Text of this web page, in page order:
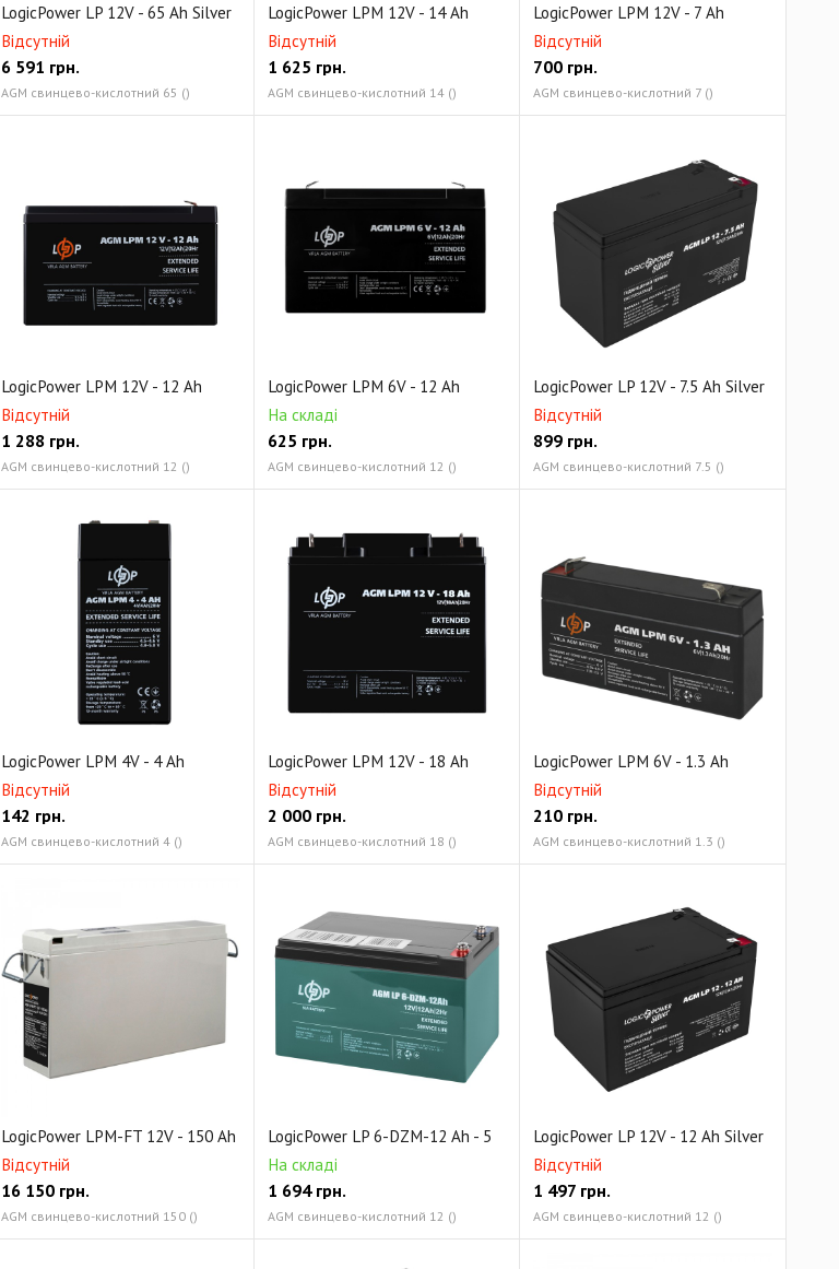
LogicPower LP 12V - 65 Ah Silver
Відсутній
6 591 грн.
AGM свинцево-кислотний 65 ()
LogicPower LPM 12V - 14 Ah
Відсутній
1 625 грн.
AGM свинцево-кислотний 14 ()
LogicPower LPM 12V - 7 Ah
Відсутній
700 грн.
AGM свинцево-кислотний 7 ()
LogicPower LPM 12V - 12 Ah
Відсутній
1 288 грн.
AGM свинцево-кислотний 12 ()
LogicPower LPM 6V - 12 Ah
На складі
625 грн.
AGM свинцево-кислотний 12 ()
LogicPower LP 12V - 7.5 Ah Silver
Відсутній
899 грн.
AGM свинцево-кислотний 7.5 ()
LogicPower LPM 4V - 4 Ah
Відсутній
142 грн.
AGM свинцево-кислотний 4 ()
LogicPower LPM 12V - 18 Ah
Відсутній
2 000грн.
AGM свинцево-кислотний 18 ()
LogicPower LPM 6V - 1.3 Ah
Відсутній
210 грн.
AGM свинцево-кислотний 1.3 ()
LogicPower LPM-FT 12V - 150 Ah
Відсутній
16 150грн.
AGM свинцево-кислотний 150 ()
LogicPower LP 6-DZM-12 Ah - 5
На складі
1 694грн.
AGM свинцево-кислотний 12 ()
LogicPower LP 12V - 12 Ah Silver
Відсутній
1 497 грн.
AGM свинцево-кислотний 12 ()